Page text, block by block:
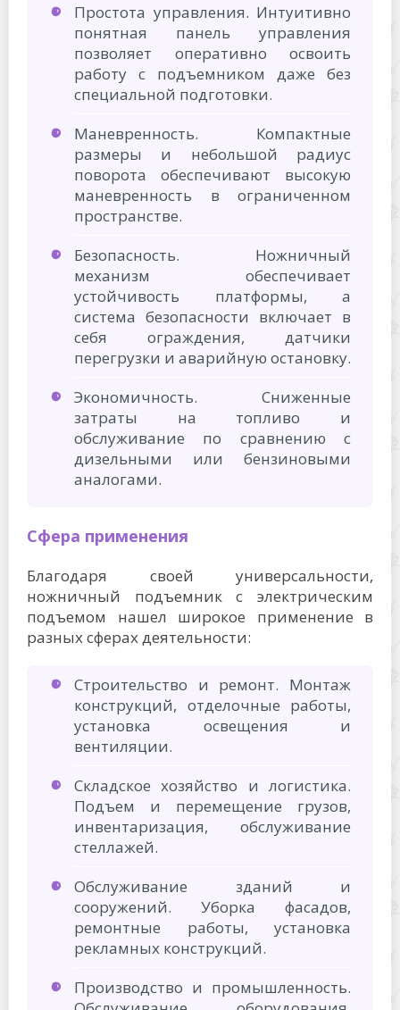
Простота управления. Интуитивно
понятная панель управления
позволяет оперативно освоить
работу с подъемником даже без
специальной подготовки.
Маневренность. Компактные
размеры и небольшой радиус
поворота обеспечивают высокую
маневренность в ограниченном
пространстве.
Безопасность. Ножничный
механизм обеспечивает
устойчивость платформы, а
система безопасности включает в
себя ограждения, датчики
перегрузки и аварийную остановку.
Экономичность. Сниженные
затраты на топливо и
обслуживание по сравнению с
дизельными или бензиновыми
аналогами.
Сфера применения
Благодаря своей универсальности,
ножничный подъемник с электрическим
подъемом нашел широкое применение в
разных сферах деятельности:
Строительство и ремонт. Монтаж
конструкций, отделочные работы,
установка освещения и
вентиляции.
Складское хозяйство и логистика.
Подъем и перемещение грузов,
инвентаризация, обслуживание
стеллажей.
Обслуживание зданий и
сооружений. Уборка фасадов,
ремонтные работы, установка
рекламных конструкций.
Производство и промышленность.